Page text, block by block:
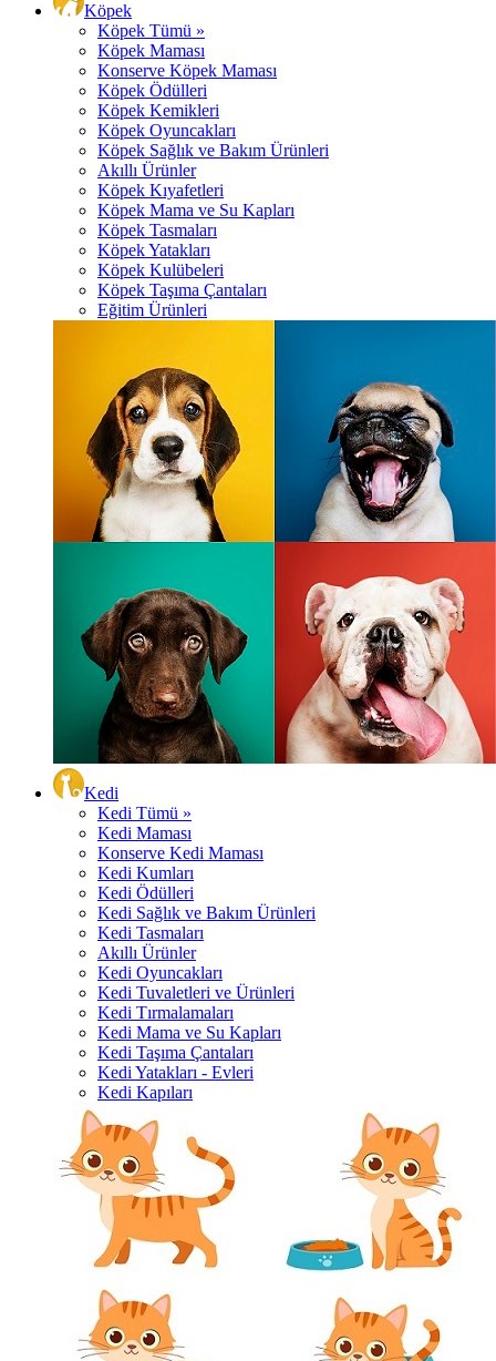
Köpek
Köpek Tümü »
Köpek Maması
Konserve Köpek Maması
Köpek Ödülleri
Köpek Kemikleri
Köpek Oyuncakları
Köpek Sağlık ve Bakım Ürünleri
Akıllı Ürünler
Köpek Kıyafetleri
Köpek Mama ve Su Kapları
Köpek Tasmaları
Köpek Yatakları
Köpek Kulübeleri
Köpek Taşıma Çantaları
Eğitim Ürünleri
Kedi
Kedi Tümü »
Kedi Maması
Konserve Kedi Maması
Kedi Kumları
Kedi Ödülleri
Kedi Sağlık ve Bakım Ürünleri
Kedi Tasmaları
Akıllı Ürünler
Kedi Oyuncakları
Kedi Tuvaletleri ve Ürünleri
Kedi Tırmalamaları
Kedi Mama ve Su Kapları
Kedi Taşıma Çantaları
Kedi Yatakları - Evleri
Kedi Kapıları